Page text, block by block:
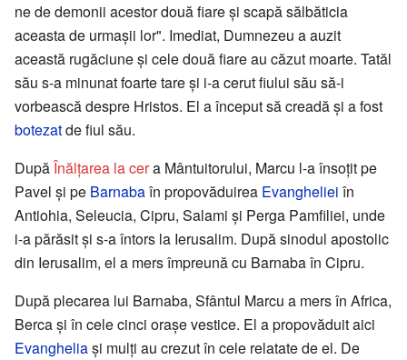
ne de demonii acestor două fiare și scapă sălbăticia
aceasta de urmașii lor". Imediat, Dumnezeu a auzit
această rugăciune și cele două fiare au căzut moarte. Tatăl
său s-a minunat foarte tare și i-a cerut fiului său să-i
vorbească despre Hristos. El a început să creadă și a fost
botezatde fiul său.
DupăÎnălțarea la cera Mântuitorului, Marcu l-a însoțit pe
Pavel și pe Barnabaîn propovăduirea Evangheliei în
Antiohia, Seleucia, Cipru, Salami și Perga Pamfiliei, unde
i-a părăsit și s-a întors la Ierusalim. După sinodul apostolic
din Ierusalim, el a mers împreună cu Barnaba în Cipru.
După plecarea lui Barnaba, Sfântul Marcu a mers în Africa,
Berca și în cele cinci orașe vestice. El a propovăduit aici
Evangheliași mulți au crezut în cele relatate de el. De